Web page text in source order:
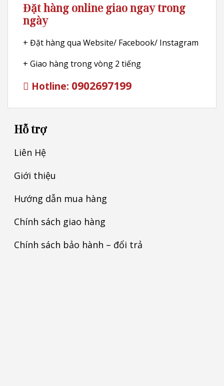
Đặt hàng online giao ngay trong
ngày
+ Đặt hàng qua Website/ Facebook/ Instagram
+ Giao hàng trong vòng 2 tiếng
Hotline: 0902697199
Hỗ trợ
Liên Hệ
Giới thiệu
Hướng dẫn mua hàng
Chính sách giao hàng
Chính sách bảo hành – đổi trả